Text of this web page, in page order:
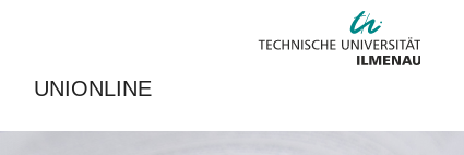
UNIONLINE